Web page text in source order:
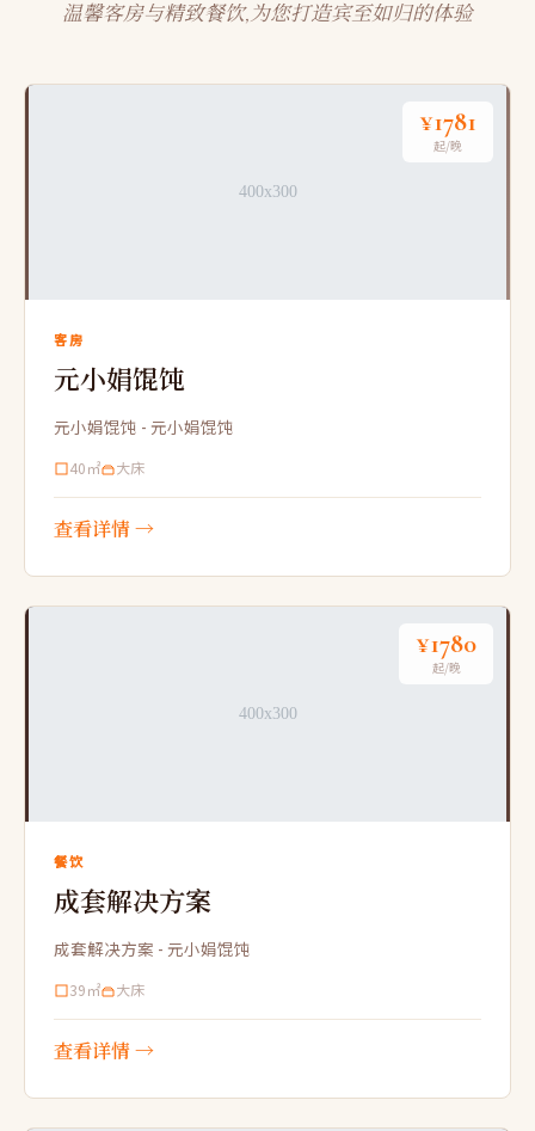
温馨客房与精致餐饮,为您打造宾至如归的体验
¥1781
起/晚
客房
元小娟馄饨
元小娟馄饨 - 元小娟馄饨
40㎡ 大床
查看详情 →
¥1780
起/晚
餐饮
成套解决方案
成套解决方案 - 元小娟馄饨
39㎡ 大床
查看详情 →